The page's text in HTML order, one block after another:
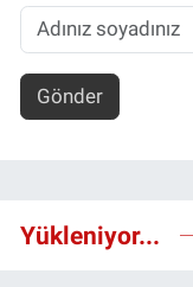
Gönder
Yükleniyor...